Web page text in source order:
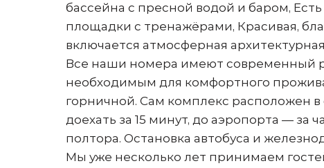
бассейна с пресной водой и баром,
площадки с тренажёрами, Красивая,
включается атмосферная
Все наши номера имеют современный
необходимым для комфортного
горничной. Сам комплекс расположен
доехать за 15 минут, до аэропорта —
полтора. Остановка автобуса и
Мы уже несколько лет принимаем